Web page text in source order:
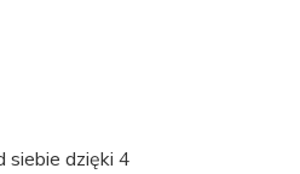
siebie dzięki 4